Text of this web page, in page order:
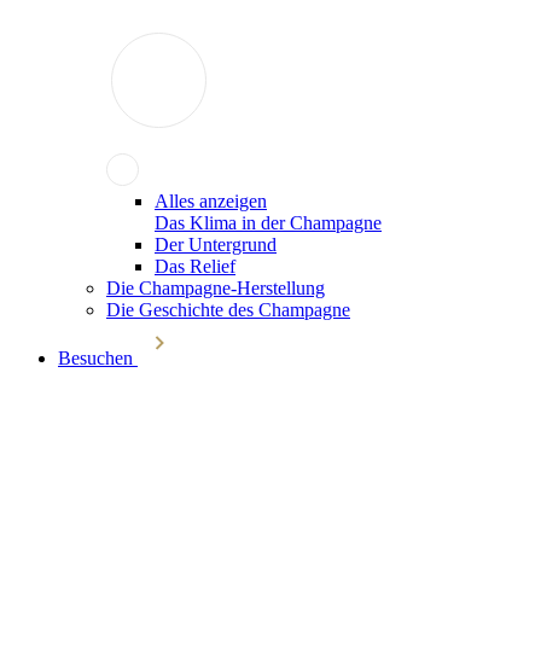
Alles anzeigen
Das Klima in der Champagne
Der Untergrund
Das Relief
Die Champagne-Herstellung
Die Geschichte des Champagne
Besuchen